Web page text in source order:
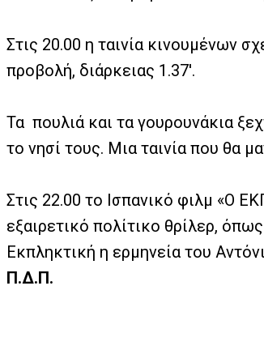
Στις 20.00 η ταινία κινουμένων
προβολή, διάρκειας 1.37′.
Τα πουλιά και τα γουρουνάκια
το νησί τους. Μια ταινία που θα
Στις 22.00 το Ισπανικό φιλμ «O
εξαιρετικό πολίτικο θρίλερ, όπως
Εκπληκτική η ερμηνεία του
Π.Δ.Π.